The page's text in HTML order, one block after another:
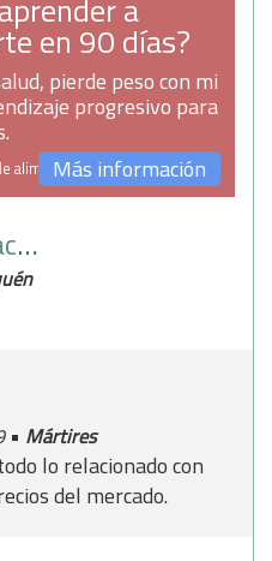
a
en 90 días?
pierde peso con mi
progresivo para
alimentaciónMás información
• Mártires
lo relacionado con
del mercado.